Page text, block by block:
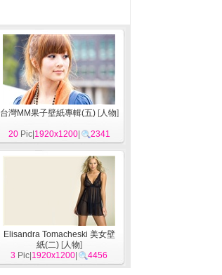
台灣MM果子壁紙專輯(五)[人物]
20Pic| 1920x1200| 2341
Elisandra Tomacheski 美女壁
紙(二)[人物]
3 Pic| 1920x1200 4456